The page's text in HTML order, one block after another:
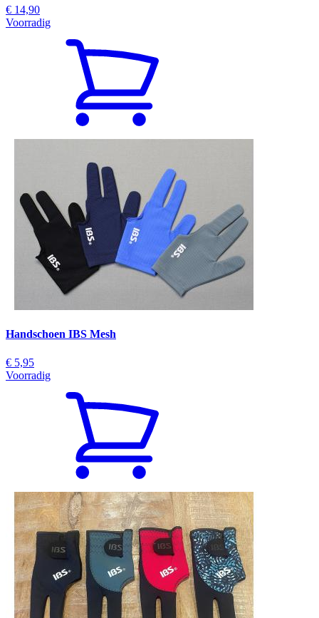
€ 14,90
Voorradig
Handschoen IBS Mesh
€ 5,95
Voorradig